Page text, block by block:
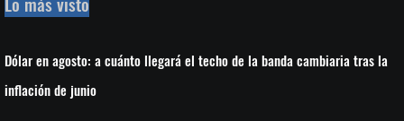
Dólar en agosto: a cuánto llegará el techo de la banda cambiaria tras la
inflación de junio